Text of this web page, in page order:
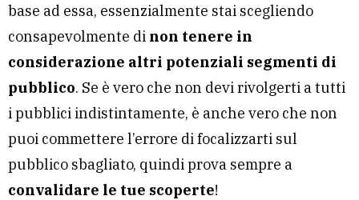
base ad essa, essenzialmente stai scegliendo
consapevolmente di non tenere in
considerazione altri potenziali segmenti di
pubblico. Se è vero che non devi rivolgerti a tutti
i pubblici indistintamente, è anche vero che non
puoi commettere l’errore di focalizzarti sul
pubblico sbagliato, quindi prova sempre a
convalidare le tue scoperte!